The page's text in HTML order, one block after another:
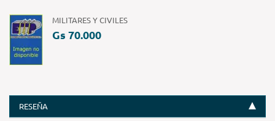
MILITARES Y CIVILES
Gs 70.000
RESEÑA